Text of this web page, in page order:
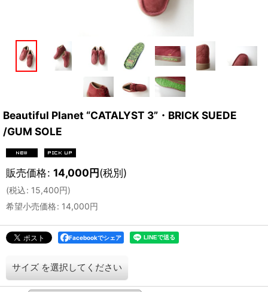
Beautiful Planet “CATALYST 3”・BRICK SUEDE
/GUM SOLE
販売価格: 14,000円(税別)
(税込: 15,400円)
希望小売価格: 14,000円
Facebookでシェア
サイズ を選択してください